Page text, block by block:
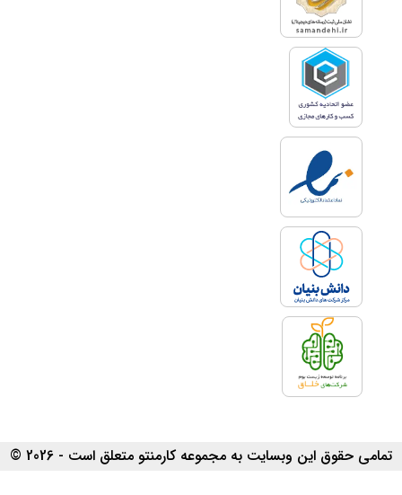
تمامی حقوق این وبسایت به مجموعه کارمنتو متعلق است - 2026 ©